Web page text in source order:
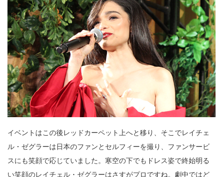
イベントはこの後レッドカーペット上へと移り、そこでレイチェ
ル・ゼグラーは日本のファンとセルフィーを撮り、ファンサービ
スにも笑顔で応じていました。寒空の下でもドレス姿で終始明る
い笑顔のレイチェル・ゼグラーはさすがプロですね。劇中ではど